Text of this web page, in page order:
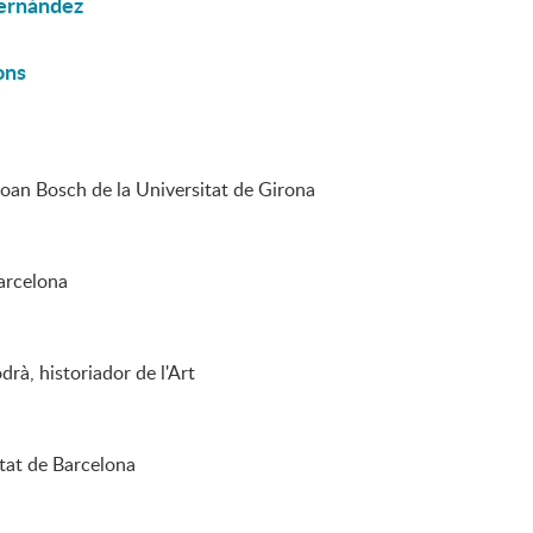
Bosch de la Universitat de Girona
historiador de l'Art
de Barcelona